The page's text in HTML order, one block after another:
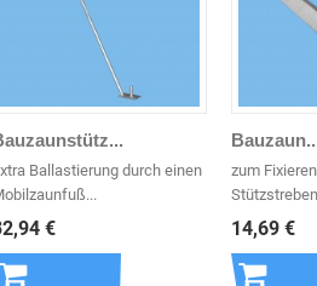
Ballastierung durch einen
€
zum
14,69 €